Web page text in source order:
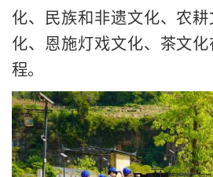
化、民族和非遗文化、农
化、恩施灯戏文化、茶文
程。